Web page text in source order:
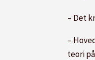
– Det
–
teori